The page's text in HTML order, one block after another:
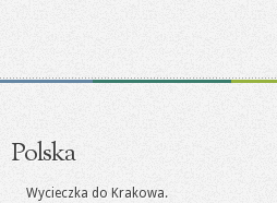
Polska
Wycieczka do Krakowa.